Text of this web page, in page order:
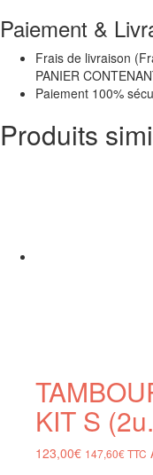
Paiement &
Frais de livraison
PANIER
Paiement 100%
Produits
KIT S
123,00€ 147,60€TTC